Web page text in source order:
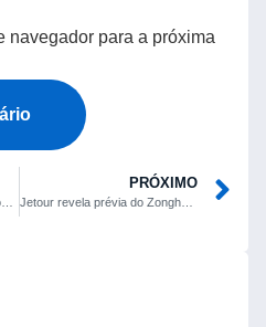
navegador para a próxima
PRÓXIMO
Jetour revela prévia do Zongheng G600, SUV híbrido plug-in de luxo para uso off-road